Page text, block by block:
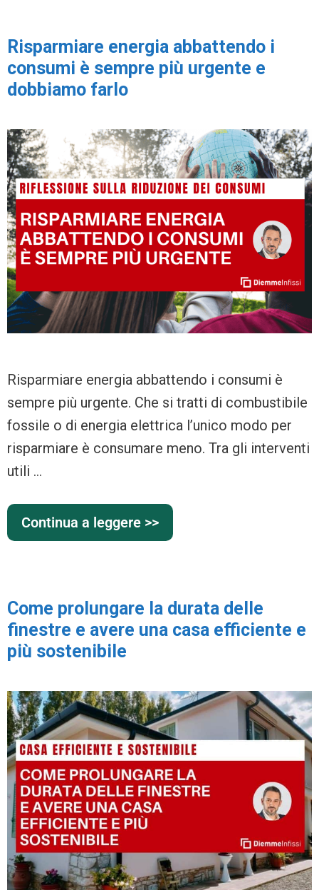
Risparmiare energia abbattendo i
consumi è sempre più urgente e
dobbiamo farlo
Risparmiare energia abbattendo i consumi è
sempre più urgente. Che si tratti di combustibile
fossile o di energia elettrica l’unico modo per
risparmiare è consumare meno. Tra gli interventi
utili …
Continua a leggere >>
Come prolungare la durata delle
finestre e avere una casa efficiente e
più sostenibile